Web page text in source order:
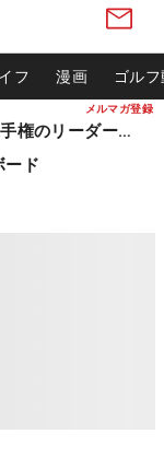
メルマガ登録
フ 漫画 ゴル
松山英樹ら出場 ウィンダム選手権のリーダーボード
ド